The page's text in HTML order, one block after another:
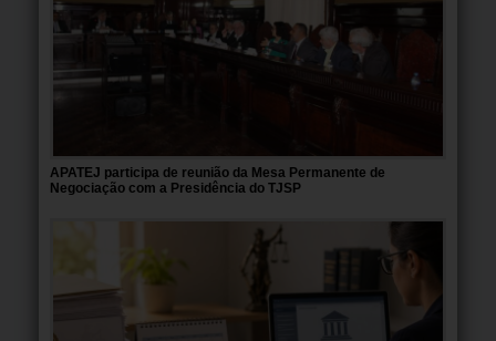
APATEJ participa de reunião da Mesa Permanente de
Negociação com a Presidência do TJSP